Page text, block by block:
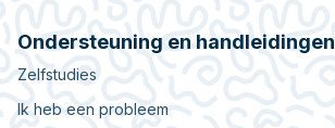
Ondersteuning en handleidingen
Zelfstudies
Ik heb een probleem